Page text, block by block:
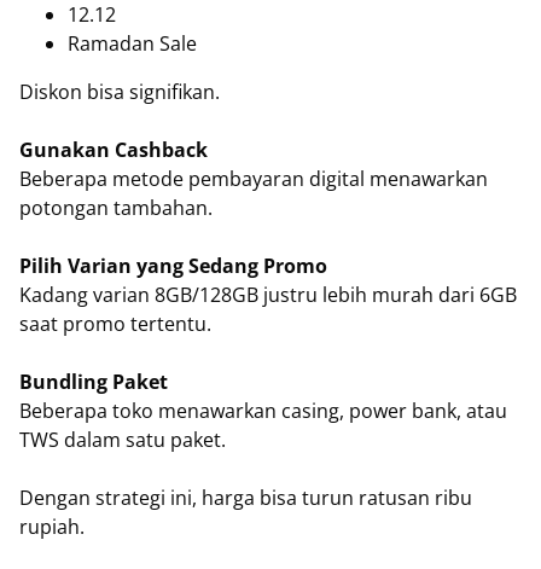
12.12
Ramadan Sale
Diskon bisa signifikan.
Gunakan Cashback
Beberapa metode pembayaran digital menawarkan
potongan tambahan.
Pilih Varian yang Sedang Promo
Kadang varian 8GB/128GB justru lebih murah dari 6GB
saat promo tertentu.
Bundling Paket
Beberapa toko menawarkan casing, power bank, atau
TWS dalam satu paket.
Dengan strategi ini, harga bisa turun ratusan ribu
rupiah.